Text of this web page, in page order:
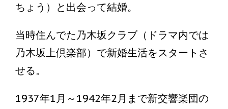
ちょう）と出会って結婚。
当時住んでた乃木坂クラブ（ドラマ内では
乃木坂上倶楽部）で新婚生活をスタートさ
せる。
1937年1月～1942年2月まで新交響楽団の